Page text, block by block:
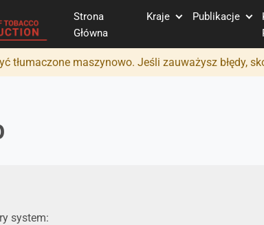
Strona
Główna
Kraje Publikacje
tłumaczone maszynowo. Jeśli zauważysz błędy,
system: